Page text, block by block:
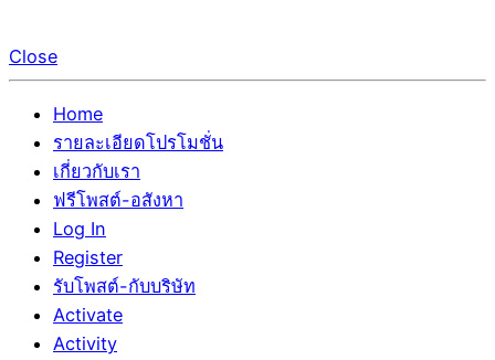
Close
Home
รายละเอียดโปรโมชั่น
เกี่ยวกับเรา
ฟรีโพสต์-อสังหา
Log In
Register
รับโพสต์-กับบริษัท
Activate
Activity